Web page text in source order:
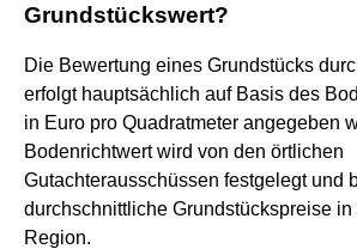
Grundstückswert?
Die Bewertung eines Grundstücks
erfolgt hauptsächlich auf Basis des
in Euro pro Quadratmeter angegeben
Bodenrichtwert wird von den örtlichen
Gutachterausschüssen festgelegt und
durchschnittliche Grundstückspreise
Region.